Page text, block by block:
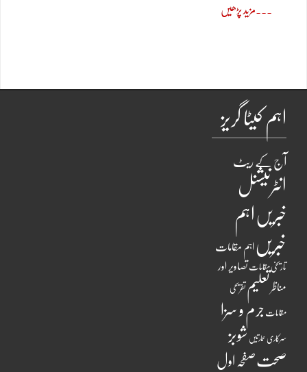
مزید پڑھیں
اہم کیٹا گریز
آج کے ریٹ
انٹرنیشنل
خبریں اہم
خبریں اہم مقامات
تاریخی مقامات تصاویر اور
مناظر تعلیم تفریحی
مقامات جرم و سزا
سرکاری عمارتیں شوبز
صحت صفحہ اول